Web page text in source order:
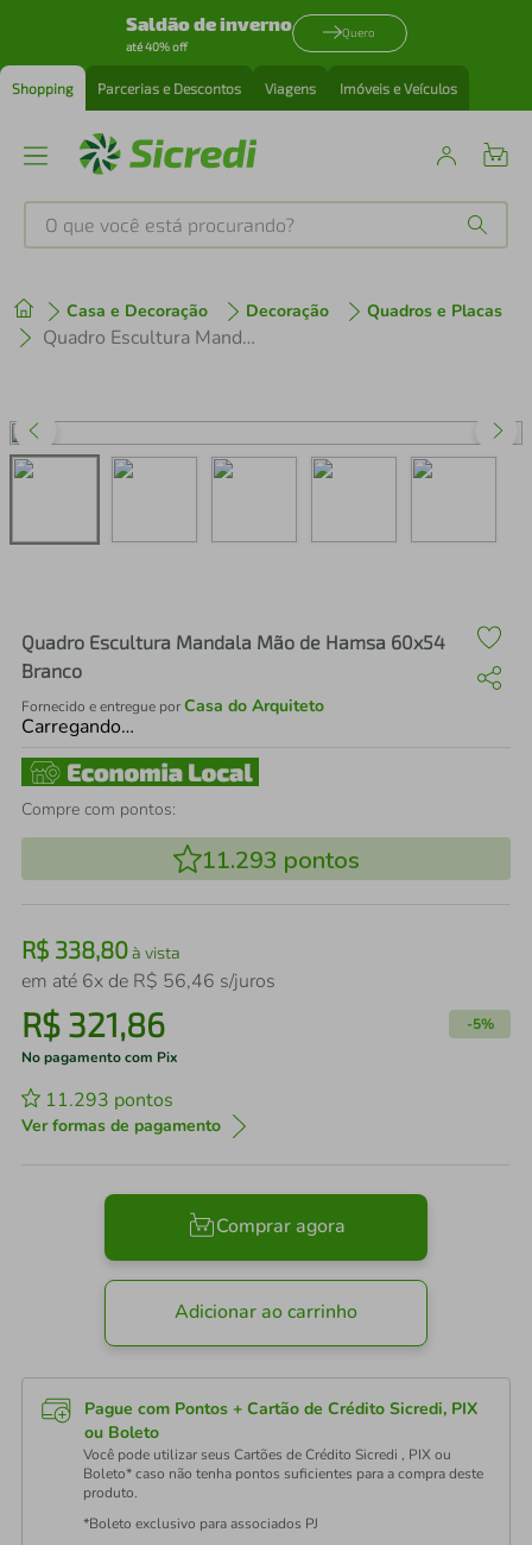
Saldão de inverno
até 40% off
Quero
Shopping Parcerias e Descontos Viagens Imóveis e Veículos
O que você está procurando?
Casa e Decoração Decoração Quadros e Placas
Quadro Escultura Mandala Mão de Hamsa 60x54 Branco
Quadro Escultura Mandala Mão de Hamsa 60x54
Branco
Fornecido e entregue porCasa do Arquiteto
Carregando…
Compre com pontos:
11.293 pontos
R$ 338,80à vista
em até 6x de R$ 56,46 s/juros
R$ 321,86 -5%
No pagamento com Pix
11.293 pontos
Ver formas de pagamento
Comprar agora
Adicionar ao carrinho
Pague com Pontos + Cartão de Crédito Sicredi, PIX
ou Boleto
Você pode utilizar seus Cartões de Crédito Sicredi , PIX ou
Boleto* caso não tenha pontos suficientes para a compra deste
produto.
*Boleto exclusivo para associados PJ
1º tenis
perfume